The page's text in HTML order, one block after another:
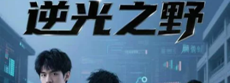
天天免運 美食蛋糕 養生保健 民生用品
居家生活 運動休閒 親子玩具